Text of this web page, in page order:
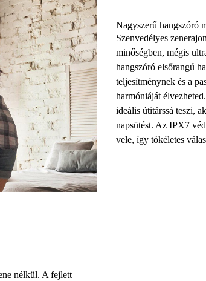
Nagyszerű hangszóró
Szenvedélyes
minőségben, mégis
hangszóró elsőrangú
teljesítménynek és a
harmóniáját
ideális útitárssá teszi,
napsütést. Az IPX7
vele, így tökéletes
nélkül. A fejlett